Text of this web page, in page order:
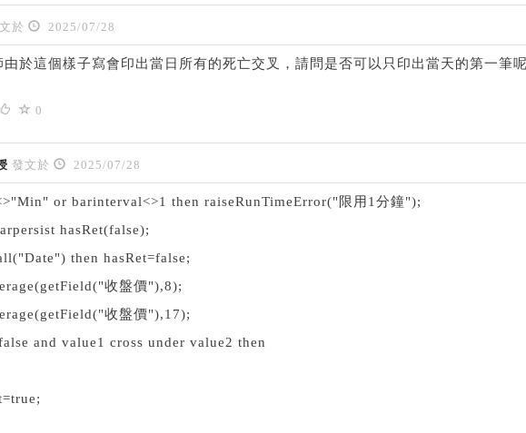
於 2025/07/28
由於這個樣子寫會印出當日所有的死亡交叉，請問是否可以只印出當天的第一筆
0
發文於 2025/07/28
or barinterval<>1 then raiseRunTimeError("限用1分鐘");
hasRet(false);
then hasRet=false;
收盤價"),8);
收盤價"),17);
and value1 cross under value2 then